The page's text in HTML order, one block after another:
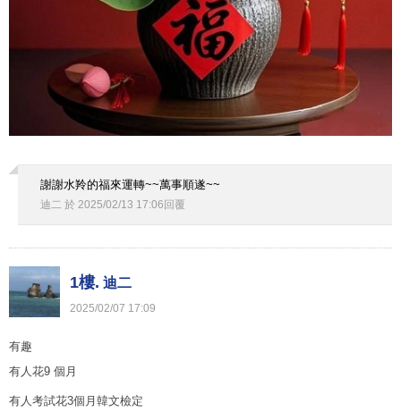
謝謝水羚的福來運轉~~萬事順遂~~
迪二 於 2025/02/13 17:06 回覆
1樓. 迪二
2025/02/07 17:09
有趣
有人花9 個月
有人考試花3個月韓文檢定